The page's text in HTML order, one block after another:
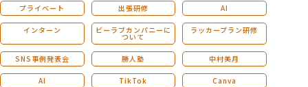
プライベート 出張研修 AI
インターン ビーラブカンパニーに
ついて
ラッカープラン研修
SNS事例発表会 勝人塾 中村美月
AI TikTok Canva